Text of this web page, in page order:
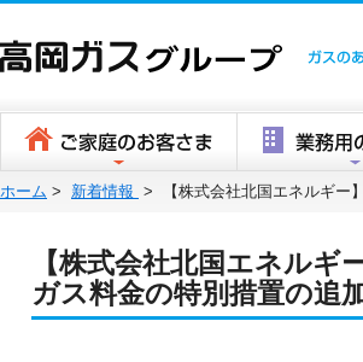
高
ホーム > 新着情報 > 【株式会社北国エネルギ
【株式会社北国エネル
ガス料金の特別措置の追